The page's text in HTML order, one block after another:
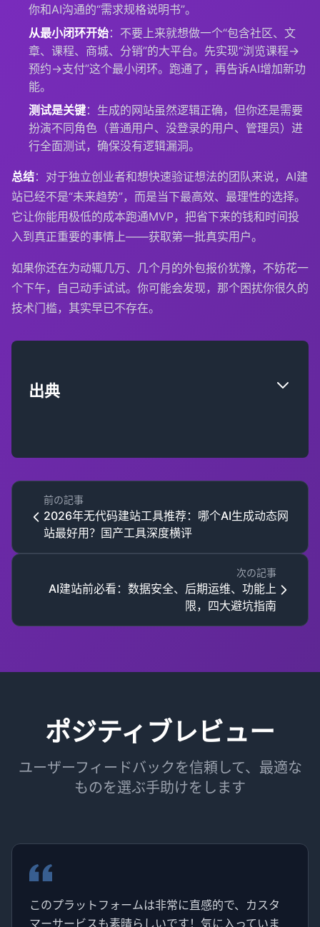
你和AI沟通的“需求规格说明书”。
从最小闭环开始：不要上来就想做一个“包含社区、文
章、课程、商城、分销”的大平台。先实现“浏览课程->
预约->支付”这个最小闭环。跑通了，再告诉AI增加新功
能。
测试是关键：生成的网站虽然逻辑正确，但你还是需要
扮演不同角色（普通用户、没登录的用户、管理员）进
行全面测试，确保没有逻辑漏洞。
总结：对于独立创业者和想快速验证想法的团队来说，AI建
站已经不是“未来趋势”，而是当下最高效、最理性的选择。
它让你能用极低的成本跑通MVP，把省下来的钱和时间投
入到真正重要的事情上——获取第一批真实用户。
如果你还在为动辄几万、几个月的外包报价犹豫，不妨花一
个下午，自己动手试试。你可能会发现，那个困扰你很久的
技术门槛，其实早已不存在。
出典
前の記事
2026年无代码建站工具推荐：哪个AI生成动态网
站最好用？国产工具深度横评
次の記事
AI建站前必看：数据安全、后期运维、功能上
限，四大避坑指南
ポジティブレビュー
ユーザーフィードバックを信頼して、最適な
ものを選ぶ手助けをします
このプラットフォームは非常に直感的で、カスタ
マーサービスも素晴らしいです！気に入っていま